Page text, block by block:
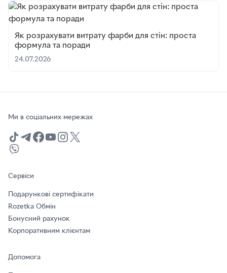
Як розрахувати витрату фарби для стін: проста
формула та поради
24.07.2026
Ми в соціальних мережах
Сервіси
Подарункові сертифікати
Rozetka Обмін
Бонусний рахунок
Корпоративним клієнтам
Допомога